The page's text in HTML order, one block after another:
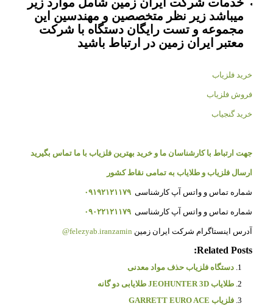
میباشد زیر نظر متخصصین و مهندسین این
مجموعه و تست رایگان دستگاه با شرکت
معتبر ایران زمین در ارتباط باشید
خرید فلزیاب
فروش فلزیاب
خرید گنجیاب
جهت ارتباط با کارشناسان ما و خرید بهترین فلزیاب با ما تماس بگیرید
ارسال فلزیاب و طلایاب به تمامی نقاط کشور
شماره تماس و واتس آپ کارشناسی ۰۹۱۹۲۱۲۱۱۷۹
شماره تماس و واتس آپ کارشناسی ۰۹۰۲۲۱۲۱۱۷۹
آدرس اینستاگرام شرکت ایران زمین felezyab.iranzamin@
Related Posts:
دستگاه فلزیاب حذف مواد معدنی
طلایاب JEOHUNTER 3D طلایابی دو گانه
فلزیاب GARRETT EURO ACE